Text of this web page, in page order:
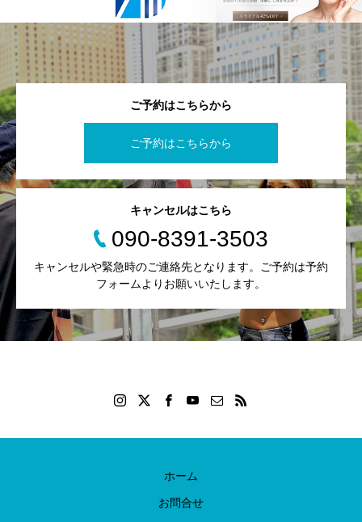
ご予約はこちらから
ご予約はこちらから
キャンセルはこちら
090-8391-3503
キャンセルや緊急時のご連絡先となります。ご予約は予約
フォームよりお願いいたします。
ホーム
お問合せ